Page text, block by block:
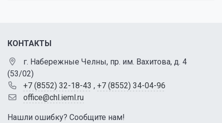
КОНТАКТЫ
г. Набережные Челны, пр. им. Вахитова, д. 4
(53/02)
+7 (8552) 32-18-43 , +7 (8552) 34-04-96
office@chl.ieml.ru
Нашли ошибку? Сообщите нам!